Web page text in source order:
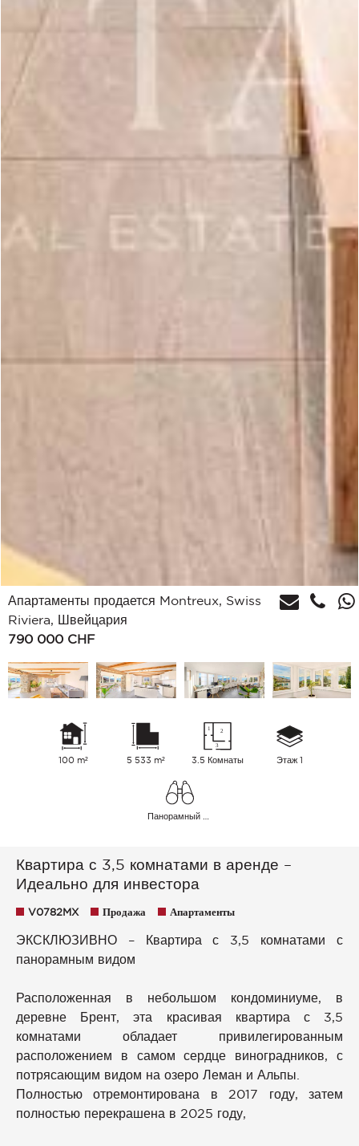
Апартаменты продается Montreux, Swiss
Riviera, Швейцария
790 000 CHF
100 m² 5 533 m² 3.5 Комнаты Этаж 1
Квартира с 3,5 комнатами в аренде –
Идеально для инвестора
V0782MX Продажа Апартаменты
ЭКСКЛЮЗИВНО – Квартира с 3,5 комнатами с
панорамным видом
Расположенная в небольшом кондоминиуме, в
деревне Брент, эта красивая квартира с 3,5
комнатами обладает привилегированным
расположением в самом сердце виноградников, с
потрясающим видом на озеро Леман и Альпы.
Полностью отремонтирована в 2017 году, затем
полностью перекрашена в 2025 году,